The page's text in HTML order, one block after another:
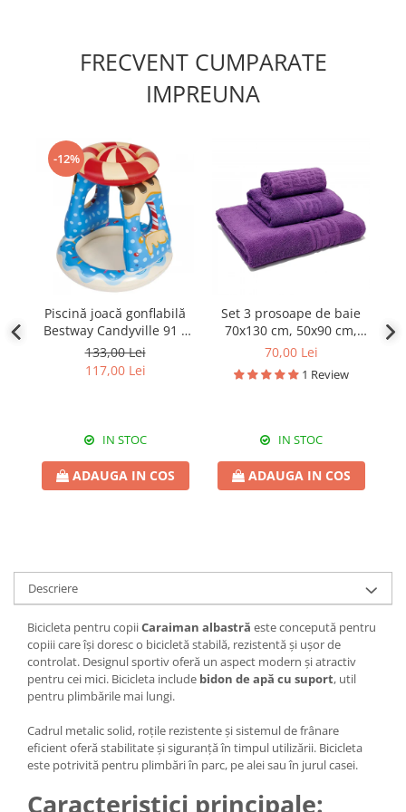
FRECVENT CUMPARATE
IMPREUNA
-12%
Piscină joacă gonflabilă
Bestway Candyville 91 x
91 x 89 cm
133,00 Lei
117,00 Lei
IN STOC
ADAUGA IN COS
Set 3 prosoape de baie
70x130 cm, 50x90 cm,
30x50 cm, bumbac, mov
70,00 Lei
1 Review
IN STOC
ADAUGA IN COS
Descriere
Bicicleta pentru copiiCaraiman albastră este concepută pentru
copiii care își doresc o bicicletă stabilă, rezistentă și ușor de
controlat. Designul sportiv oferă un aspect modern și atractiv
pentru cei mici. Bicicleta include bidon de apă cu suport, util
pentru plimbările mai lungi.
Cadrul metalic solid, roțile rezistente și sistemul de frânare
eficient oferă stabilitate și siguranță în timpul utilizării. Bicicleta
este potrivită pentru plimbări în parc, pe alei sau în jurul casei.
Caracteristici principale: